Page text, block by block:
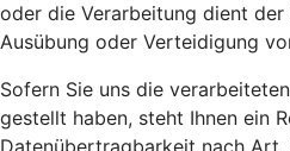
oder die Verarbeitung dient der
Ausübung oder Verteidigung
Sofern Sie uns die
gestellt haben, steht Ihnen ein
Datenübertragbarkeit nach Art.